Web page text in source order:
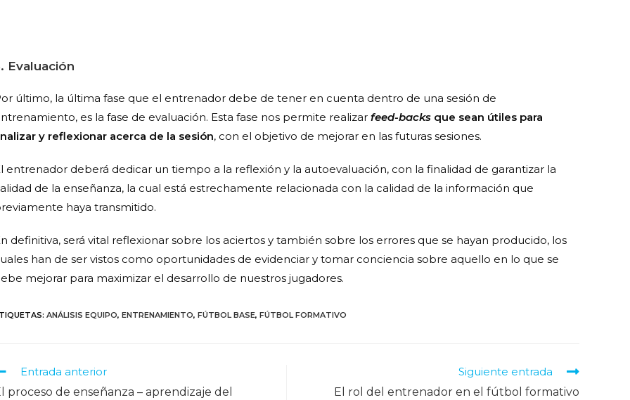
Evaluación
último, la última fase que el entrenador debe de tener en cuenta dentro de una sesión de
es la fase de evaluación. Esta fase nos permite realizar feed-backs que sean útiles para
y reflexionar acerca de la sesión, con el objetivo de mejorar en las futuras sesiones.
entrenador deberá dedicar un tiempo a la reflexión y la autoevaluación, con la finalidad de garantizar la
de la enseñanza, la cual está estrechamente relacionada con la calidad de la información que
haya transmitido.
definitiva, será vital reflexionar sobre los aciertos y también sobre los errores que se hayan producido, los
han de ser vistos como oportunidades de evidenciar y tomar conciencia sobre aquello en lo que se
mejorar para maximizar el desarrollo de nuestros jugadores.
: ANÁLISIS EQUIPO, ENTRENAMIENTO, FÚTBOL BASE, FÚTBOL FORMATIVO
Entrada anterior
proceso de enseñanza – aprendizaje del
Siguiente entrada
El rol del entrenador en el fútbol formativo